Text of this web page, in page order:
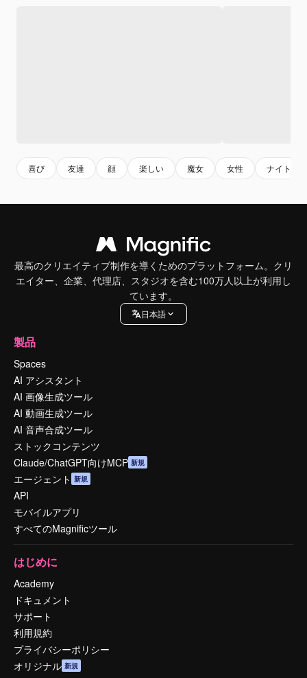
喜び 友達 顔 楽しい 魔女 女性 ナイトク
最高のクリエイティブ制作を導くためのプラットフォーム。クリ
エイター、企業、代理店、スタジオを含む100万人以上が利用し
ています。
日本語
製品
Spaces
AI アシスタント
AI 画像生成ツール
AI 動画生成ツール
AI 音声合成ツール
ストックコンテンツ
Claude/ChatGPT向けMCP 新規
エージェント 新規
API
モバイルアプリ
すべてのMagnificツール
はじめに
Academy
ドキュメント
サポート
利用規約
プライバシーポリシー
オリジナル 新規